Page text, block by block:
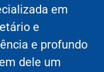
em
e
e profundo
dele um